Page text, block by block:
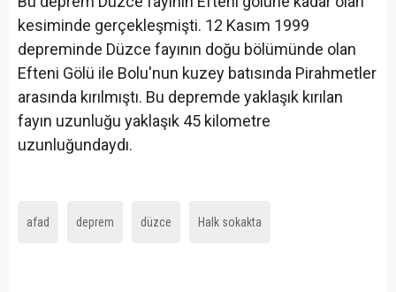
kesiminde gerçekleşmişti. 12 Kasım 1999
depreminde Düzce fayının doğu bölümünde olan
Efteni Gölü ile Bolu'nun kuzey batısında Pirahmetler
arasında kırılmıştı. Bu depremde yaklaşık kırılan
fayın uzunluğu yaklaşık 45 kilometre
uzunluğundaydı.
afad deprem düzce Halk sokakta